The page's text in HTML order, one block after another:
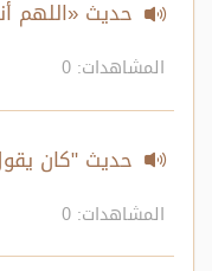
حديث «اللهم
المشاهدات: 0
حديث "كان
المشاهدات: 0